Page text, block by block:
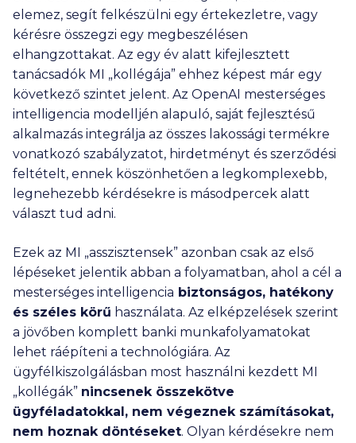
elemez, segít felkészülni egy értekezletre, vagy
kérésre összegzi egy megbeszélésen
elhangzottakat. Az egy év alatt kifejlesztett
tanácsadók MI „kollégája” ehhez képest már egy
következő szintet jelent. Az OpenAI mesterséges
intelligencia modelljén alapuló, saját fejlesztésű
alkalmazás integrálja az összes lakossági termékre
vonatkozó szabályzatot, hirdetményt és szerződési
feltételt, ennek köszönhetően a legkomplexebb,
legnehezebb kérdésekre is másodpercek alatt
választ tud adni.
Ezek az MI „asszisztensek” azonban csak az első
lépéseket jelentik abban a folyamatban, ahol a cél a
mesterséges intelligencia biztonságos, hatékony
és széles körű használata. Az elképzelések szerint
a jövőben komplett banki munkafolyamatokat
lehet ráépíteni a technológiára. Az
ügyfélkiszolgálásban most használni kezdett MI
„kollégák” nincsenek összekötve
ügyféladatokkal, nem végeznek számításokat,
nem hoznak döntéseket. Olyan kérdésekre nem